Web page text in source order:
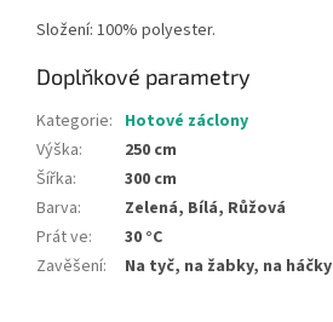
Složení: 100% polyester.
Doplňkové parametry
Kategorie: Hotové záclony
Výška:
250 cm
Šířka:
300 cm
Barva:
Zelená, Bílá, Růžová
Prát ve:
30 °C
Zavěšení: Na tyč, na žabky, na háčky